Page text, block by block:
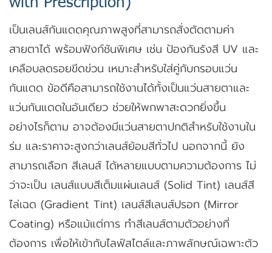
เป็นเลนส์กันแดดคุณภาพสูงที่สามารถสั่งตัดตามค่า
สายตาได้ พร้อมฟังก์ชันพิเศษ เช่น ป้องกันรังสี UV และ
เคลือบลดรอยขีดข่วน เหมาะสำหรับใส่คู่กับกรอบแว่น
กันแดด ข้อดีคือสามารถใช้งานได้ทั้งเป็นแว่นสายตาและ
แว่นกันแดดในอันเดียว ช่วยให้พกพาสะดวกยิ่งขึ้น
อย่างไรก็ตาม อาจต้องมีแว่นสายตาปกติสำหรับใช้งานใน
ร่ม และราคาจะสูงกว่าเลนส์ย้อมสีทั่วไป นอกจากนี้ ยัง
สามารถเลือก สีเลนส์ ได้หลายแบบตามความต้องการ ไม่
ว่าจะเป็น เลนส์แบบสีเต็มแผ่นเลนส์ (Solid Tint) เลนส์สี
ไล่เฉด (Gradient Tint) เลนส์สีเลนส์ปรอท (Mirror
Coating) หรือแม้แต่การ ทำสีเลนส์ตามตัวอย่างที่
ต้องการ เพื่อให้เข้ากับไลฟ์สไตล์และภาพลักษณ์เฉพาะตัว